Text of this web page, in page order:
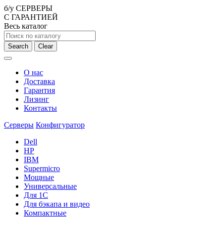
б/у СЕРВЕРЫ
С ГАРАНТИЕЙ
Весь каталог
Search Clear
О нас
Доставка
Гарантия
Лизинг
Контакты
Серверы Конфигуратор
Dell
HP
IBM
Supermicro
Мощные
Универсальные
Для 1С
Для бэкапа и видео
Компактные